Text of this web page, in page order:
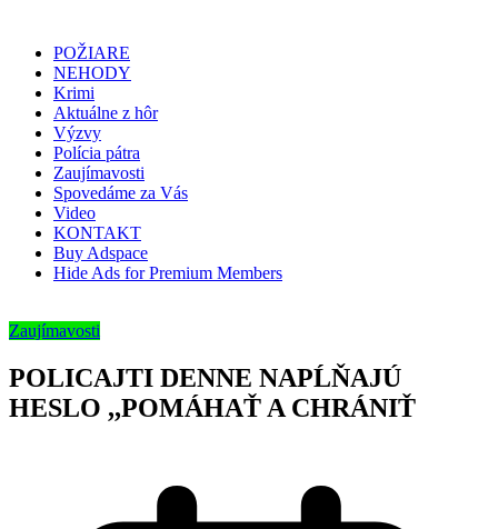
POŽIARE
NEHODY
Krimi
Aktuálne z hôr
Výzvy
Polícia pátra
Zaujímavosti
Spovedáme za Vás
Video
KONTAKT
Buy Adspace
Hide Ads for Premium Members
Zaujímavosti
POLICAJTI DENNE NAPĹŇAJÚ
HESLO ,,POMÁHAŤ A CHRÁNIŤ